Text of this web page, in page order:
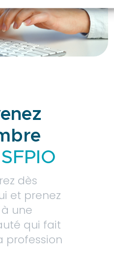
SFPIO
dès
et prenez
une
qui fait
profession